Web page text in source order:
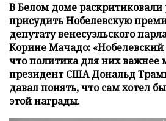
В Белом доме
присудить Нобелевскую
депутату венесуэльского
Корине Мачадо: «Нобелевский
что политика для них важнее
президент США Дональд
давал понять, что сам хотел
этой награды.